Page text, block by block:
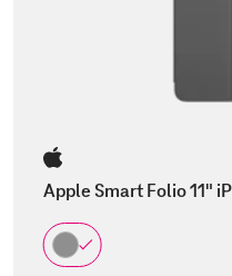
Apple Smart Folio 11"